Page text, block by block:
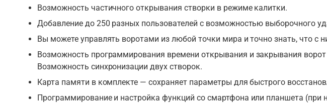
Возможность частичного открывания створки в режиме калитки.
Добавление до 250 разных пользователей с возможностью выборочного
Вы можете управлять воротами из любой точки мира и точно знать, что с
Возможность программирования времени открывания и закрывания
Возможность синхронизации двух створок.
Карта памяти в комплекте — сохраняет параметры для быстрого
Программирование и настройка функций со смартфона или планшета (при